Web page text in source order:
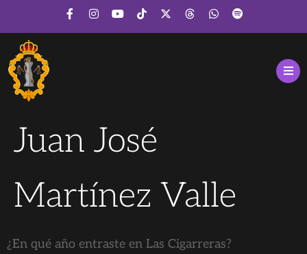
Juan José
Martínez Valle
¿En qué año entraste en Las Cigarreras?